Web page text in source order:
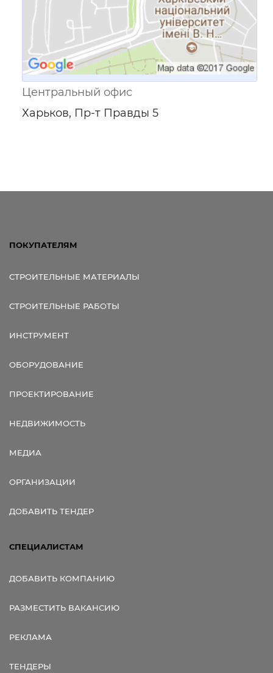
Центральный офис
Харьков, Пр-т Правды 5
ПОКУПАТЕЛЯМ
СТРОИТЕЛЬНЫЕ МАТЕРИАЛЫ
СТРОИТЕЛЬНЫЕ РАБОТЫ
ИНСТРУМЕНТ
ОБОРУДОВАНИЕ
ПРОЕКТИРОВАНИЕ
НЕДВИЖИМОСТЬ
МЕДИА
ОРГАНИЗАЦИИ
ДОБАВИТЬ ТЕНДЕР
СПЕЦИАЛИСТАМ
ДОБАВИТЬ КОМПАНИЮ
РАЗМЕСТИТЬ ВАКАНСИЮ
РЕКЛАМА
ТЕНДЕРЫ